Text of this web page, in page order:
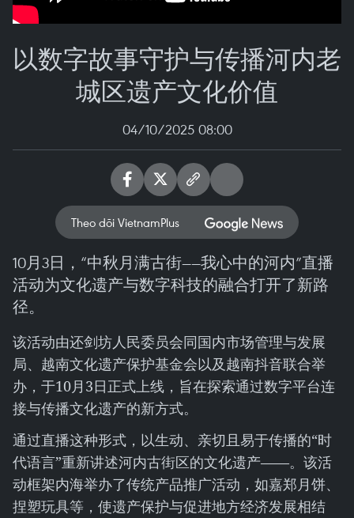
以数字故事守护与传播河内老
城区遗产文化价值
04/10/2025 08:00
Theo dõi VietnamPlus
10月3日，“中秋月满古街——我心中的河内”直播
活动为文化遗产与数字科技的融合打开了新路
径。
该活动由还剑坊人民委员会同国内市场管理与发展
局、越南文化遗产保护基金会以及越南抖音联合举
办，于10月3日正式上线，旨在探索通过数字平台连
接与传播文化遗产的新方式。
通过直播这种形式，以生动、亲切且易于传播的“时
代语言”重新讲述河内古街区的文化遗产——。该活
动框架内海举办了传统产品推广活动，如嘉郑月饼、
捏塑玩具等，使遗产保护与促进地方经济发展相结